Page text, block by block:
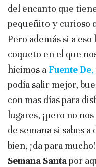
del encanto que
pequeñito y curioso
Pero además si a
coqueto en el que
hicimos a Fuente De,
podía salir mejor,
con mas días para
lugares, ¡pero no
de semana si sabes
bien, ¡da para
Semana Santapor